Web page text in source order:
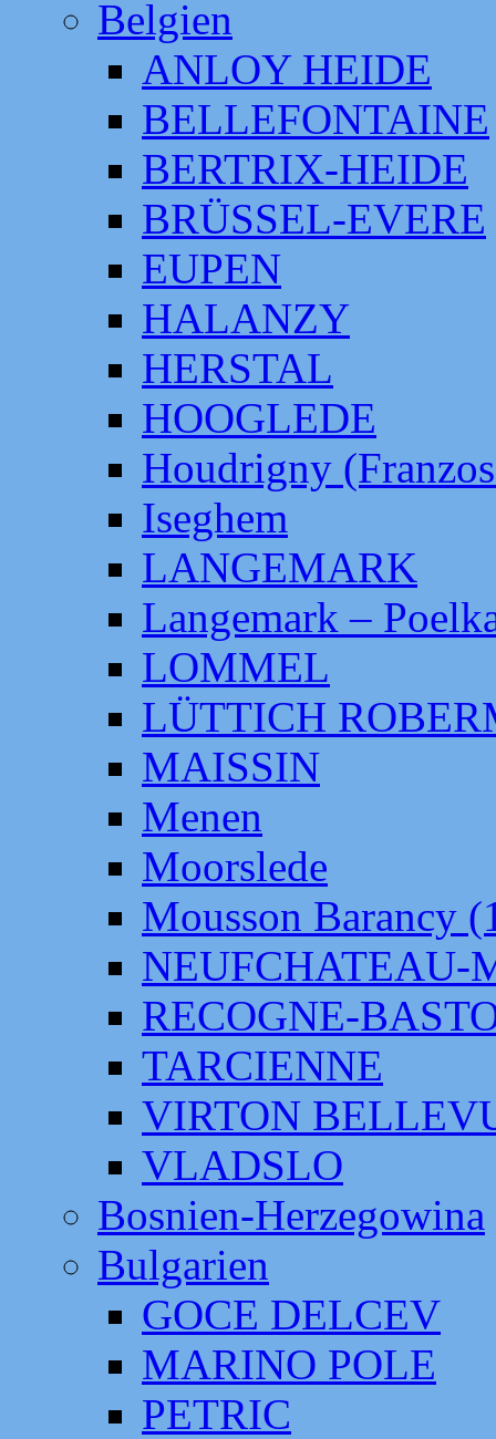
Belgien
ANLOY HEIDE
BELLEFONTAINE
BERTRIX-HEIDE
BRÜSSEL-EVERE
EUPEN
HALANZY
HERSTAL
HOOGLEDE
Houdrigny
Iseghem
LANGEMARK
Langemark –
LOMMEL
LÜTTICH
MAISSIN
Menen
Moorslede
Mousson Barancy
NEUFCHATEAU-
RECOGNE-
TARCIENNE
VIRTON
VLADSLO
Bosnien-Herzegowina
Bulgarien
GOCE DELCEV
MARINO POLE
PETRIC